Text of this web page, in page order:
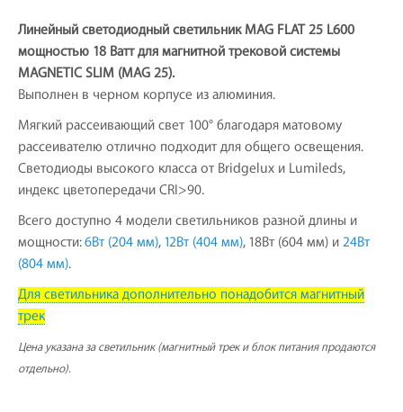
Линейный светодиодный светильник MAG FLAT 25 L600
мощностью 18 Ватт для магнитной трековой системы
MAGNETIC SLIM (MAG 25).
Выполнен в черном корпусе из алюминия.
Мягкий рассеивающий свет 100° благодаря матовому
рассеивателю отлично подходит для общего освещения.
Светодиоды высокого класса от Bridgelux и Lumileds,
индекс цветопередачи CRI>90.
Всего доступно 4 модели светильников разной длины и
мощности:6Вт (204 мм), 12Вт (404 мм), 18Вт (604 мм) и 24Вт
(804 мм).
Для светильника дополнительно понадобится магнитный
трек
Цена указана за светильник (магнитный трек и блок питания продаются
отдельно).